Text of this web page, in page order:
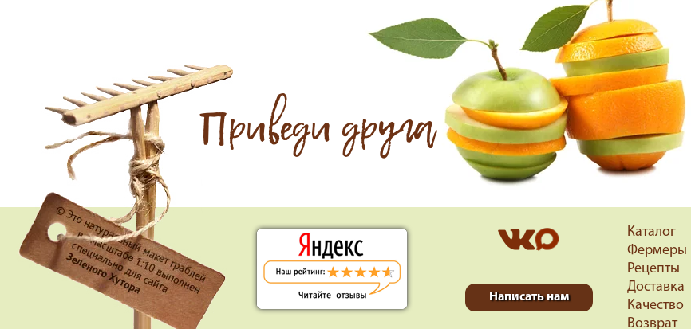
Приведи друга
Написать нам
Каталог
Фермеры
Рецепты
Доставка
Качество
Возврат